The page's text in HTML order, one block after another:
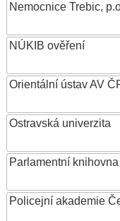
Nemocnice Trebic,
NÚKIB ověření
Orientální ústav AV
Ostravská univerzita
Parlamentní
Policejní akademie